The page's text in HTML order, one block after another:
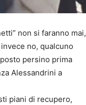
non si faranno mai,
no, qualcuno
persino prima
Alessandrini a
piani di recupero,